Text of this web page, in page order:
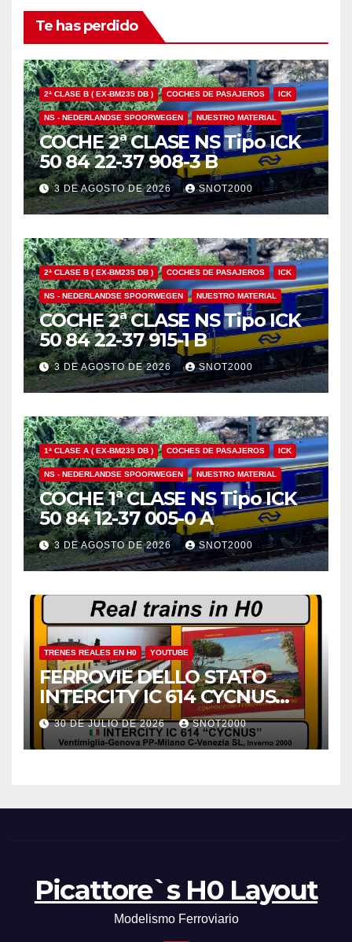
Te has perdido
2ª CLASE B ( EX-BM235 DB ) COCHES DE PASAJEROS ICK
NS - NEDERLANDSE SPOORWEGEN NUESTRO MATERIAL
COCHE 2ª CLASE NS Tipo ICK
50 84 22-37 908-3 B
3 DE AGOSTO DE 2026 SNOT2000
2ª CLASE B ( EX-BM235 DB ) COCHES DE PASAJEROS ICK
NS - NEDERLANDSE SPOORWEGEN NUESTRO MATERIAL
COCHE 2ª CLASE NS Tipo ICK
50 84 22-37 915-1 B
3 DE AGOSTO DE 2026 SNOT2000
1ª CLASE A ( EX-BM235 DB ) COCHES DE PASAJEROS ICK
NS - NEDERLANDSE SPOORWEGEN NUESTRO MATERIAL
COCHE 1ª CLASE NS Tipo ICK
50 84 12-37 005-0 A
3 DE AGOSTO DE 2026 SNOT2000
TRENES REALES EN H0 YOUTUBE
FERROVIE DELLO STATO
INTERCITY IC 614 CYCNUS
INVERNO 2000
30 DE JULIO DE 2026 SNOT2000
Picattore`s H0 Layout
Modelismo Ferroviario